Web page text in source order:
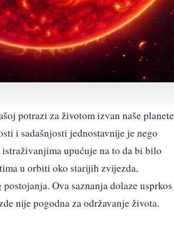
potrazi za životom izvan naše
i sadašnjosti jednostavnije je nego
upućuje na to da bi bilo
u orbiti oko starijih zvijezda,
Ova saznanja dolaze usprkos
nije pogodna za održavanje života.